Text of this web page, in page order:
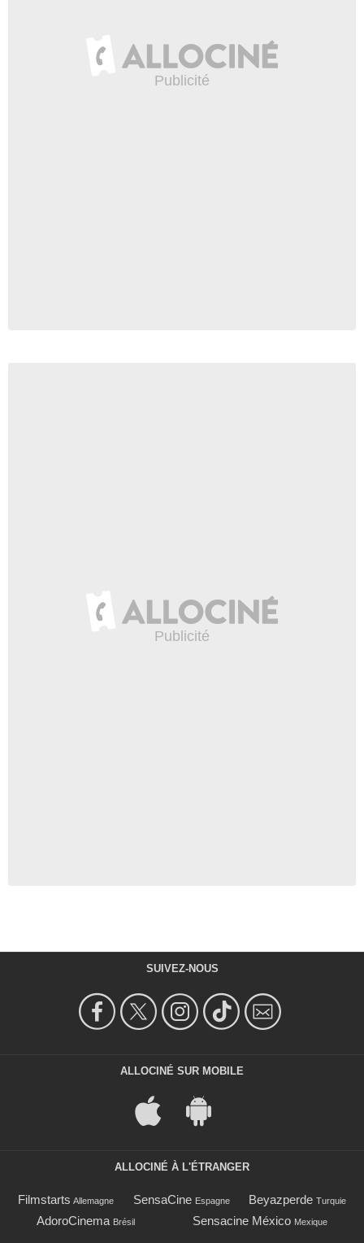
SUIVEZ-NOUS
ALLOCINÉ SUR MOBILE
ALLOCINÉ À L'ÉTRANGER
Filmstarts Allemagne SensaCine Espagne Beyazperde Turquie
AdoroCinema Brésil Sensacine México Mexique